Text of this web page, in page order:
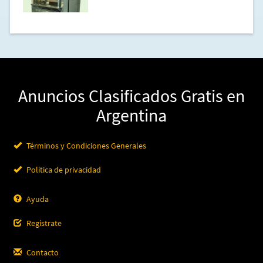
Anuncios Clasificados Gratis en
Argentina
Términos y Condiciones Generales
Política de privacidad
Ayuda
Regístrate
Contacto